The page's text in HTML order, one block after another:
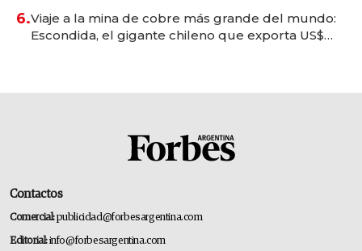
6.Viaje a la mina de cobre más grande del mundo:
Escondida, el gigante chileno que exporta US$
Contactos
Comercial:publicidad@forbesargentina.com
Editorial:info@forbesargentina.com